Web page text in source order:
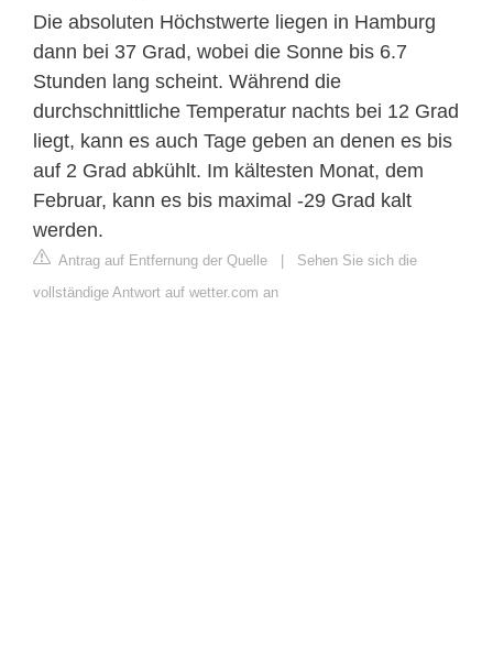
Die absoluten Höchstwerte liegen in Hamburg
dann bei 37 Grad, wobei die Sonne bis 6.7
Stunden lang scheint. Während die
durchschnittliche Temperatur nachts bei 12 Grad
liegt, kann es auch Tage geben an denen es bis
auf 2 Grad abkühlt. Im kältesten Monat, dem
Februar, kann es bis maximal -29 Grad kalt
werden.
Antrag auf Entfernung der Quelle
Sehen Sie sich die
vollständige Antwort auf wetter.com an